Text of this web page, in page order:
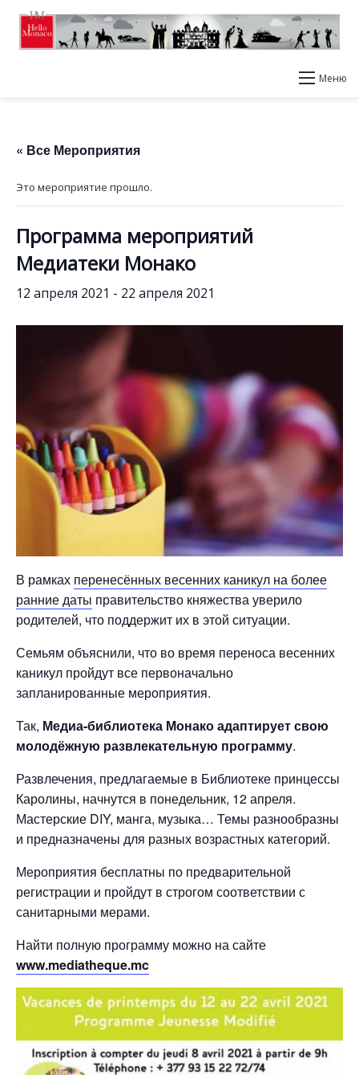
Меню
« Все Мероприятия
Это мероприятие прошло.
Программа мероприятий
Медиатеки Монако
12 апреля 2021 - 22 апреля 2021
В рамках перенесённых весенних каникул на более
ранние даты правительство княжества уверило
родителей, что поддержит их в этой ситуации.
Семьям объяснили, что во время переноса весенних
каникул пройдут все первоначально
запланированные мероприятия.
Так, Медиа-библиотека Монако адаптирует свою
молодёжную развлекательную программу.
Развлечения, предлагаемые в Библиотеке принцессы
Каролины, начнутся в понедельник, 12 апреля.
Мастерские DIY, манга, музыка… Темы разнообразны
и предназначены для разных возрастных категорий.
Мероприятия бесплатны по предварительной
регистрации и пройдут в строгом соответствии с
санитарными мерами.
Найти полную программу можно на сайте
www.mediatheque.mc